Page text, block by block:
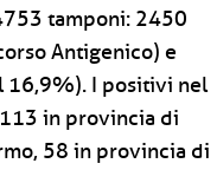
tamponi: 2450
Antigenico) e
16,9%). I positivi nel
in provincia di
58 in provincia di